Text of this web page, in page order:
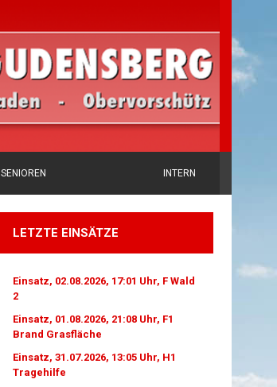
SENIOREN INTERN
LETZTE EINSÄTZE
Einsatz, 02.08.2026, 17:01 Uhr, F Wald
2
Einsatz, 01.08.2026, 21:08 Uhr, F1
Brand Grasfläche
Einsatz, 31.07.2026, 13:05 Uhr, H1
Tragehilfe